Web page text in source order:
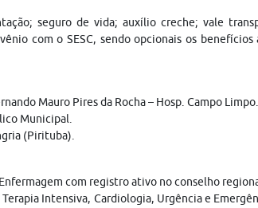
seguro de vida; auxílio creche; vale
com o SESC, sendo opcionais os
Mauro Pires da Rocha – Hosp. Campo Limpo.
Municipal.
(Pirituba).
com registro ativo no conselho
Terapia Intensiva, Cardiologia, Urgência e